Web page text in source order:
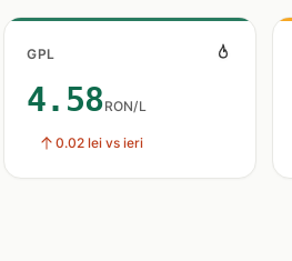
GPL
4.58RON/L
0.02 lei vs ieri